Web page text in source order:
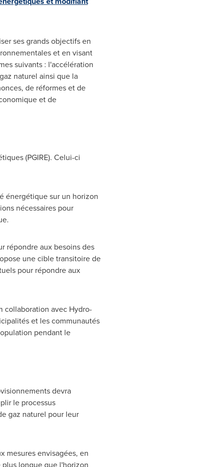
ses grands objectifs en
et en visant
suivants : l'accélération
naturel ainsi que la
de réformes et de
et de
(PGIRE). Celui-ci
énergétique sur un horizon
nécessaires pour
répondre aux besoins des
une cible transitoire de
pour répondre aux
collaboration avec Hydro-
et les communautés
pendant le
devra
le processus
gaz naturel pour leur
mesures envisagées, en
longue que l'horizon